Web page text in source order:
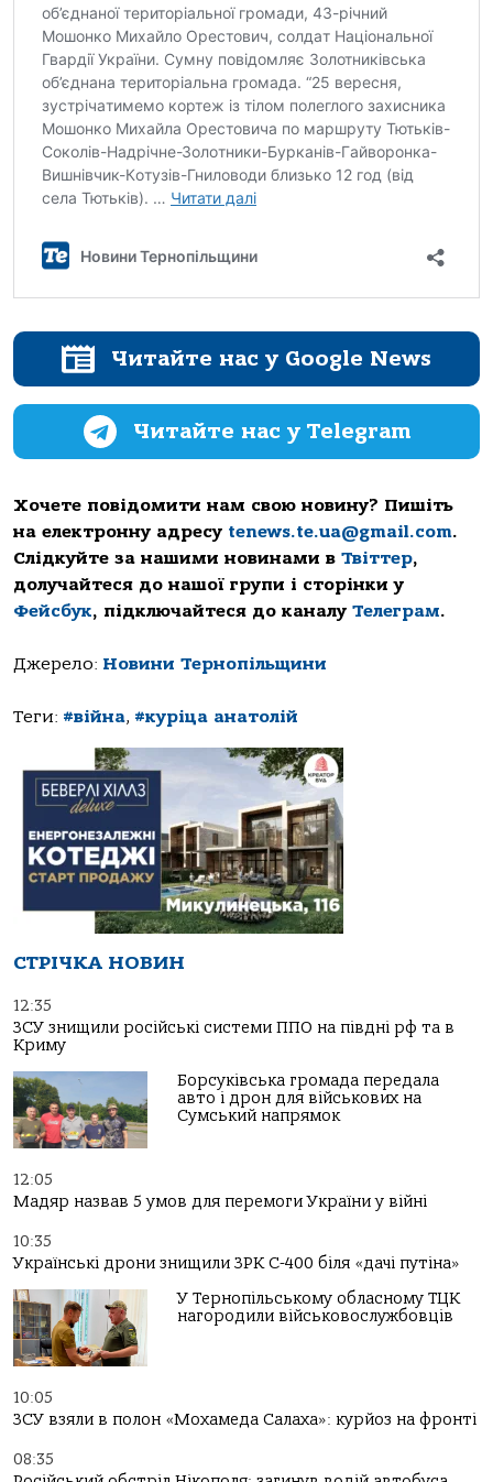
Читайте нас у Google News
Читайте нас у Telegram
Хочете повідомити нам свою новину? Пишіть
на електронну адресу tenews.te.ua@gmail.com.
Слідкуйте за нашими новинами в Твіттер,
долучайтеся до нашої групи і сторінки у
Фейсбук, підключайтеся до каналу Телеграм.
Джерело: Новини Тернопільщини
Теги: #війна, #куріца анатолій
СТРІЧКА НОВИН
12:35
ЗСУ знищили російські системи ППО на півдні рф та в
Криму
Борсуківська громада передала
авто і дрон для військових на
Сумський напрямок
12:05
Мадяр назвав 5 умов для перемоги України у війні
10:35
Українські дрони знищили ЗРК С-400 біля «дачі путіна»
У Тернопільському обласному ТЦК
нагородили військовослужбовців
10:05
ЗСУ взяли в полон «Мохамеда Салаха»: курйоз на фронті
08:35